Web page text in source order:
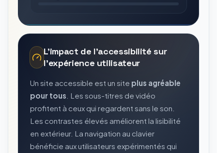
L'impact de l'accessibilité sur
l'expérience utilisateur
Un site accessible est un site plus agréable
pour tous . Les sous-titres de vidéo
profitent à ceux qui regardent sans le son.
Les contrastes élevés améliorent la lisibilité
en extérieur. La navigation au clavier
bénéficie aux utilisateurs expérimentés qui